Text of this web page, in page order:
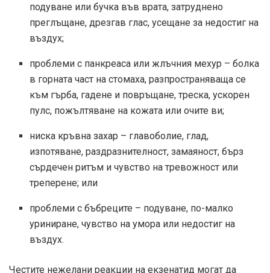
подуване или бучка във врата, затруднено
преглъщане, дрезгав глас, усещане за недостиг на
въздух;
проблеми с панкреаса или жлъчния мехур – болка
в горната част на стомаха, разпространяваща се
към гърба, гадене и повръщане, треска, ускорен
пулс, пожълтяване на кожата или очите ви;
ниска кръвна захар – главоболие, глад,
изпотяване, раздразнителност, замаяност, бърз
сърдечен ритъм и чувство на тревожност или
треперене; или
проблеми с бъбреците – подуване, по-малко
уриниране, чувство на умора или недостиг на
въздух.
Честите нежелани реакции на екзенатид могат да